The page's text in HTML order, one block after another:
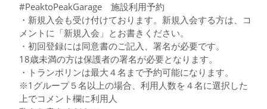
#PeaktoPeakGarage 施設利用予約
・新規入会も受け付けております。新規入会する方は、コ
メントに「新規入会」とお書きください。
・初回登録には同意書のご記入、署名が必要です。
18歳未満の方は保護者の署名が必要となります。
・トランポリンは最大４名まで予約可能になります。
※1グループ５名以上の場合、利用人数を４名に選択した
上でコメント欄に利用人